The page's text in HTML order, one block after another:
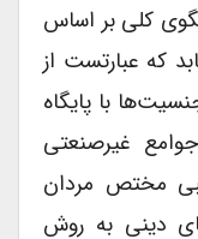
کلی بر اساس
عبارتست از
با پایگاه
غیرصنعتی
مختص مردان
دینی به روش